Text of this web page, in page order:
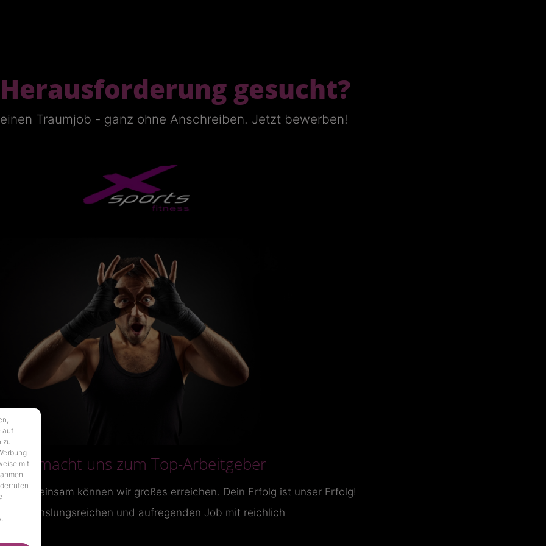
auf
zu
mit
gesucht?
Traumjob - ganz ohne Anschreiben. Jetzt bewerben!
Das macht uns zum Top-Arbeitgeber
gemeinsam können wir großes erreichen. Dein Erfolg ist unser Erfolg!
abwechslungsreichen und aufregenden Job mit reichlich